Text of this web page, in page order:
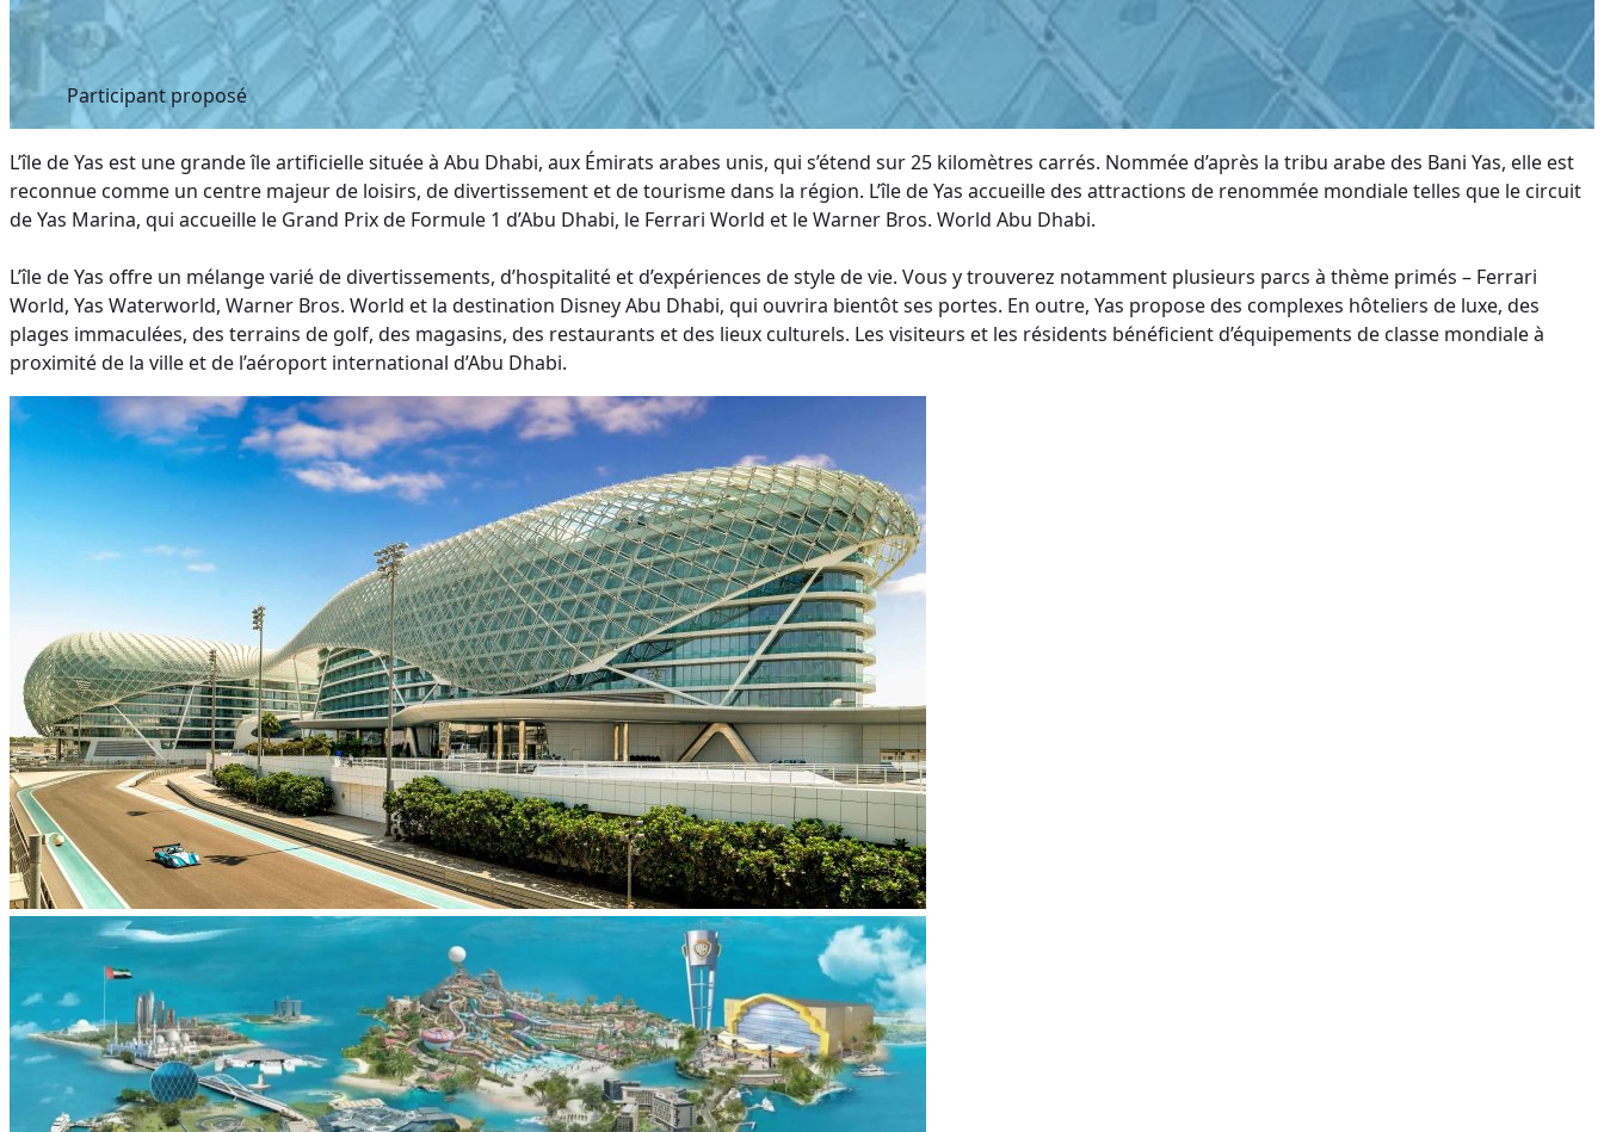
Participant proposé
L’île de Yas est une grande île artificielle située à Abu Dhabi, aux Émirats arabes unis, qui s’étend sur 25 kilomètres carrés. Nommée d’après la tribu arabe des Bani Yas, elle est
reconnue comme un centre majeur de loisirs, de divertissement et de tourisme dans la région. L’île de Yas accueille des attractions de renommée mondiale telles que le circuit
de Yas Marina, qui accueille le Grand Prix de Formule 1 d’Abu Dhabi, le Ferrari World et le Warner Bros. World Abu Dhabi.
L’île de Yas offre un mélange varié de divertissements, d’hospitalité et d’expériences de style de vie. Vous y trouverez notamment plusieurs parcs à thème primés – Ferrari
World, Yas Waterworld, Warner Bros. World et la destination Disney Abu Dhabi, qui ouvrira bientôt ses portes. En outre, Yas propose des complexes hôteliers de luxe, des
plages immaculées, des terrains de golf, des magasins, des restaurants et des lieux culturels. Les visiteurs et les résidents bénéficient d’équipements de classe mondiale à
proximité de la ville et de l’aéroport international d’Abu Dhabi.